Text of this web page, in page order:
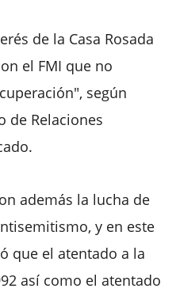
de la Casa Rosada
el FMI que no
según
de Relaciones
además la lucha de
y en este
que el atentado a la
así como el atentado